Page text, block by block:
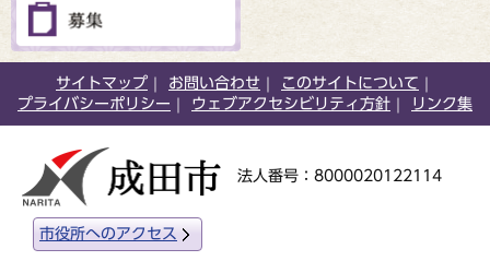
サイトマップ お問い合わせ
このサイトについて
プライバシーポリシー
ウェブアクセシビリティ方針 リンク集
法人番号：8000020122114
市役所へのアクセス